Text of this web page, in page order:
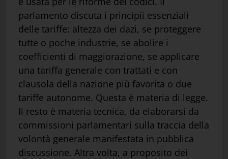
parlamento discuta i principii essenziali
delle tariffe: altezza dei dazi, se proteggere
tutte o poche industrie, se abolire i
coefficienti di maggiorazione, se applicare
una tariffa generale con trattati e con
clausola della nazione più favorita o due
tariffe autonome. Questa è materia di legge.
Il resto è materia tecnica, da elaborarsi da
commissioni parlamentari sulla traccia della
volontà generale manifestata in pubblica
discussione. Altra volta, a proposito dei